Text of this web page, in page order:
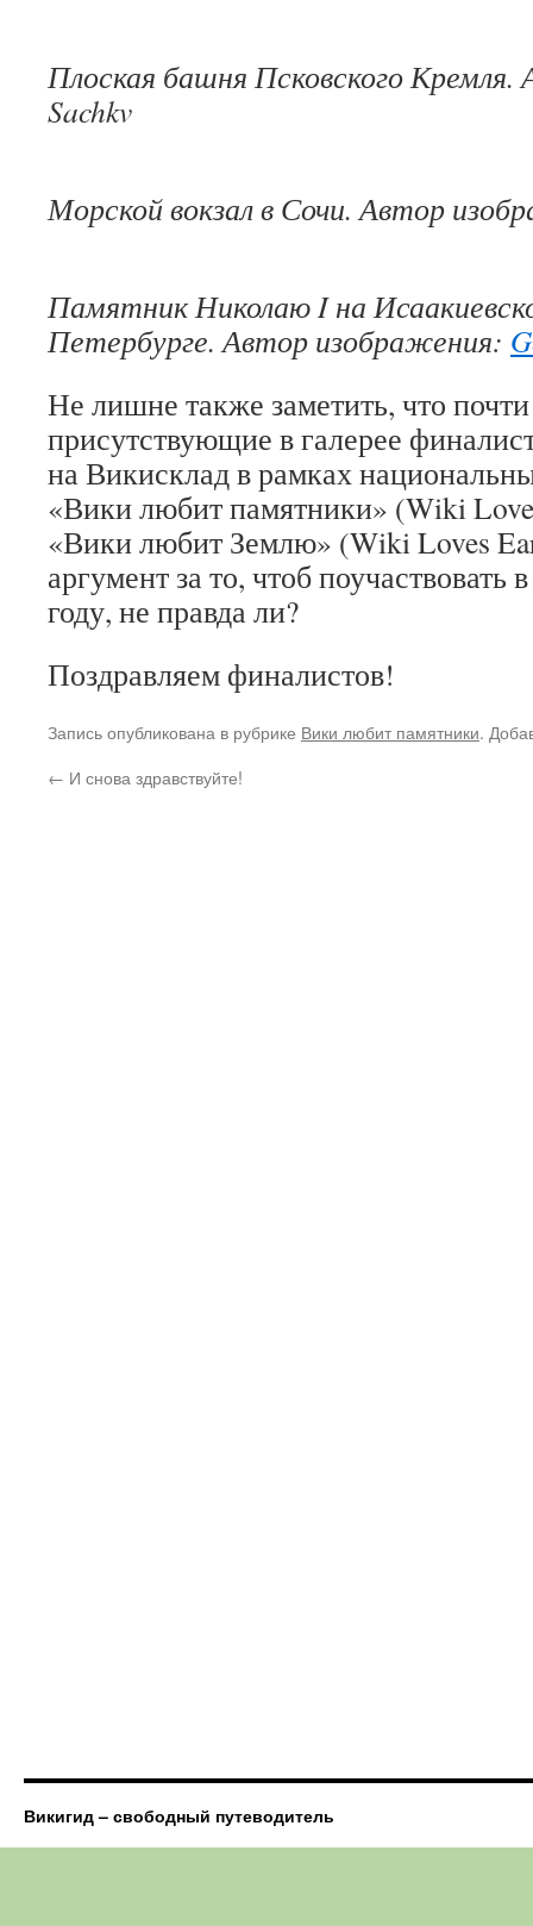
Плоская башня Псковского
Sachkv
Морской вокзал в Сочи. Автор
Памятник Николаю I на
Петербурге. Автор изображения:
Не лишне также заметить, что
присутствующие в галерее
на Викисклад в рамках
«Вики любит памятники» (Wiki
«Вики любит Землю» (Wiki Loves
аргумент за то, чтоб поучаствовать
году, не правда ли?
Поздравляем финалистов!
Запись опубликована в рубрике Вики любит памятники.
← И снова здравствуйте!
Викигид – свободный путеводитель